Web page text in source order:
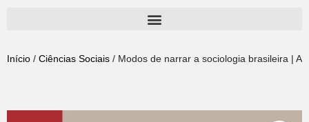
para
Início / Ciências Sociais / Modos de narrar a sociologia brasileira |